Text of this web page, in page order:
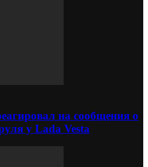
на сообщения о
у Lada Vesta